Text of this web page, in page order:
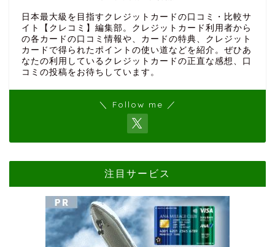
日本最大級を目指すクレジットカードの口コミ・比較サ
イト【クレコミ】編集部。クレジットカード利用者から
の各カードの口コミ情報や、カードの特典、クレジット
カードで得られたポイントの使い道などを紹介。ぜひあ
なたの利用しているクレジットカードの正直な感想、口
コミの投稿をお待ちしています。
＼ Follow me ／
注目サービス